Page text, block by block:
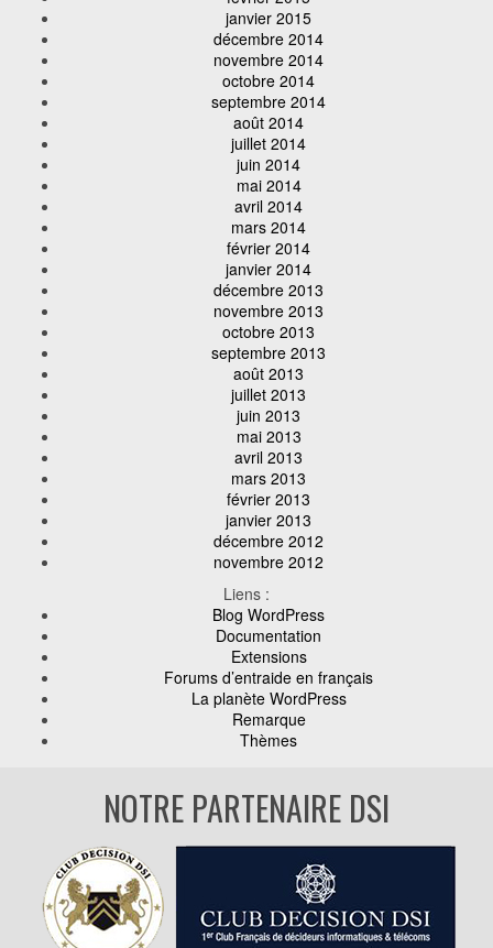
janvier 2015
décembre 2014
novembre 2014
octobre 2014
septembre 2014
août 2014
juillet 2014
juin 2014
mai 2014
avril 2014
mars 2014
février 2014
janvier 2014
décembre 2013
novembre 2013
octobre 2013
septembre 2013
août 2013
juillet 2013
juin 2013
mai 2013
avril 2013
mars 2013
février 2013
janvier 2013
décembre 2012
novembre 2012
Liens :
Blog WordPress
Documentation
Extensions
Forums d’entraide en français
La planète WordPress
Remarque
Thèmes
NOTRE PARTENAIRE DSI